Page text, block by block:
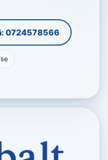
0724578566